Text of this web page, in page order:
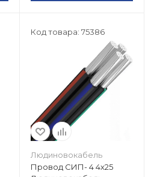
Код товара: 75386
Людиновокабель
Провод СИП- 4 4х25